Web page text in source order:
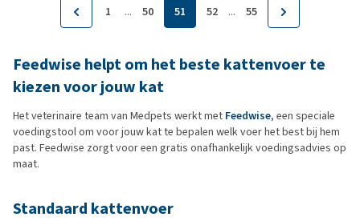
1 ... 50 51 52 ... 55
Feedwise helpt om het beste kattenvoer te
kiezen voor jouw kat
Het veterinaire team van Medpets werkt met Feedwise, een speciale
voedingstool om voor jouw kat te bepalen welk voer het best bij hem
past. Feedwise zorgt voor een gratis onafhankelijk voedingsadvies op
maat.
Standaard kattenvoer